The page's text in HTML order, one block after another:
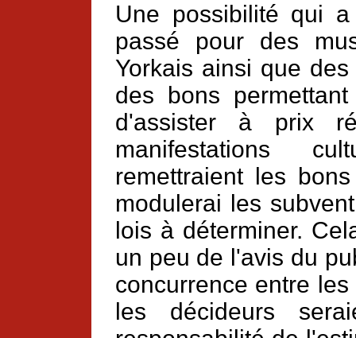
Une possibilité qui
passé pour des
Yorkais ainsi que
des bons
d'assister à prix
manifestations
remettraient les
modulerai les
lois à déterminer.
un peu de l'avis du
concurrence entre
les décideurs